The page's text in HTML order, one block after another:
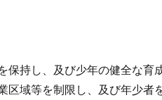
保持し、及び少年の健全な
域等を制限し、及び年少